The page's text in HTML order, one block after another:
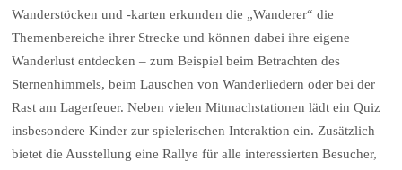
Wanderstöcken und -karten erkunden die „Wanderer“ die
Themenbereiche ihrer Strecke und können dabei ihre eigene
Wanderlust entdecken – zum Beispiel beim Betrachten des
Sternenhimmels, beim Lauschen von Wanderliedern oder bei der
Rast am Lagerfeuer. Neben vielen Mitmachstationen lädt ein Quiz
insbesondere Kinder zur spielerischen Interaktion ein. Zusätzlich
bietet die Ausstellung eine Rallye für alle interessierten Besucher,